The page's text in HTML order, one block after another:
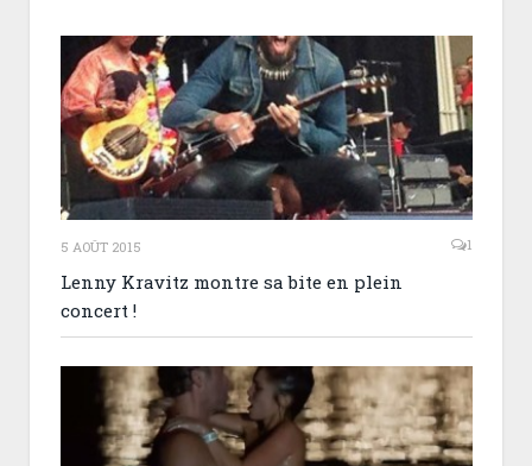
5 AOÛT 2015 1
Lenny Kravitz montre sa bite en plein
concert !